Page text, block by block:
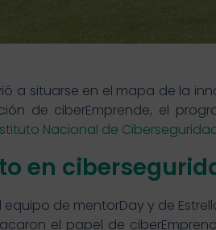
a situarse en el mapa de la
de ciberEmprende, el
Nacional de Ciberseguridad
en
de mentorDay y de
el papel de